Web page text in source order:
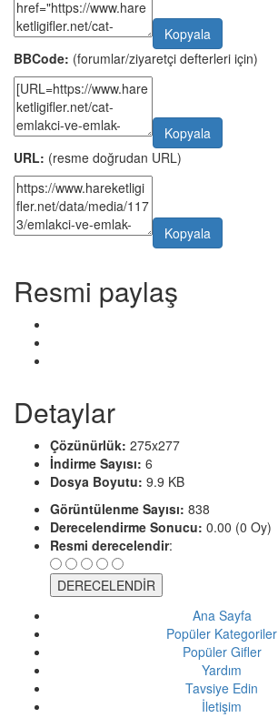
Kopyala
BBCode: (forumlar/ziyaretçi defterleri için)
Kopyala
URL: (resme doğrudan URL)
Kopyala
Resmi paylaş
Detaylar
Çözünürlük: 275x277
İndirme Sayısı: 6
Dosya Boyutu: 9.9 KB
Görüntülenme Sayısı: 838
Derecelendirme Sonucu: 0.00 (0 Oy)
Resmi derecelendir:
Ana Sayfa
Popüler Kategoriler
Popüler Gifler
Yardım
Tavsiye Edin
İletişim